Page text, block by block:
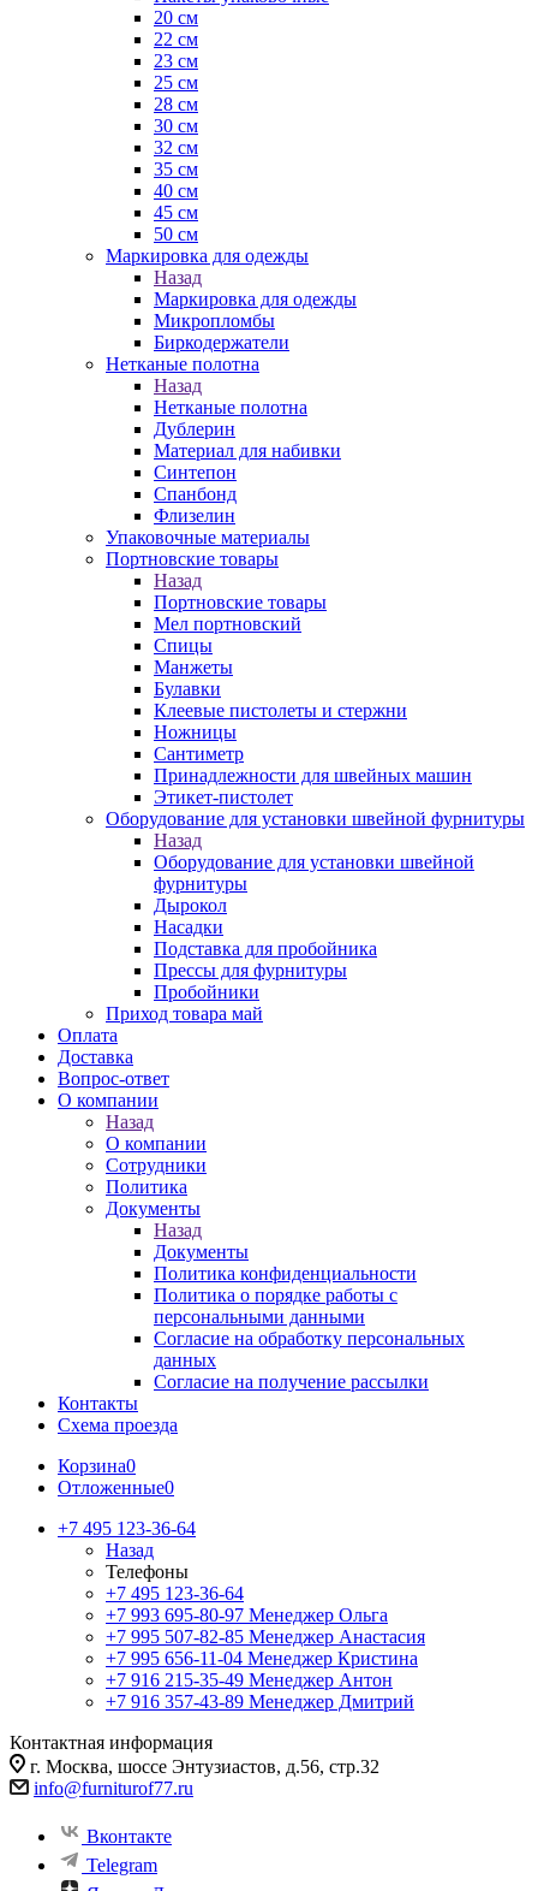
20 см
22 см
23 см
25 см
28 см
30 см
32 см
35 см
40 см
45 см
50 см
Маркировка для одежды
Назад
Маркировка для одежды
Микропломбы
Биркодержатели
Нетканые полотна
Назад
Нетканые полотна
Дублерин
Материал для набивки
Синтепон
Спанбонд
Флизелин
Упаковочные материалы
Портновские товары
Назад
Портновские товары
Мел портновский
Спицы
Манжеты
Булавки
Клеевые пистолеты и стержни
Ножницы
Сантиметр
Принадлежности для швейных машин
Этикет-пистолет
Оборудование для установки швейной фурнитуры
Назад
Оборудование для установки швейной
фурнитуры
Дырокол
Насадки
Подставка для пробойника
Прессы для фурнитуры
Пробойники
Приход товара май
Оплата
Доставка
Вопрос-ответ
О компании
Назад
О компании
Сотрудники
Политика
Документы
Назад
Документы
Политика конфиденциальности
Политика о порядке работы с
персональными данными
Согласие на обработку персональных
данных
Согласие на получение рассылки
Контакты
Схема проезда
Корзина0
Отложенные0
+7 495 123-36-64
Назад
Телефоны
+7 495 123-36-64
+7 993 695-80-97 Менеджер Ольга
+7 995 507-82-85 Менеджер Анастасия
+7 995 656-11-04 Менеджер Кристина
+7 916 215-35-49 Менеджер Антон
+7 916 357-43-89 Менеджер Дмитрий
Контактная информация
г. Москва, шоссе Энтузиастов, д.56, стр.32
info@furniturof77.ru
Вконтакте
Telegram